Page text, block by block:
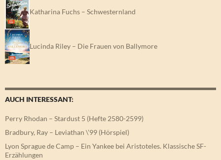
Katharina Fuchs – Schwesternland
Lucinda Riley – Die Frauen von Ballymore
AUCH INTERESSANT:
Perry Rhodan – Stardust 5 (Hefte 2580-2599)
Bradbury, Ray – Leviathan \’99 (Hörspiel)
Lyon Sprague de Camp – Ein Yankee bei Aristoteles. Klassische SF-
Erzählungen